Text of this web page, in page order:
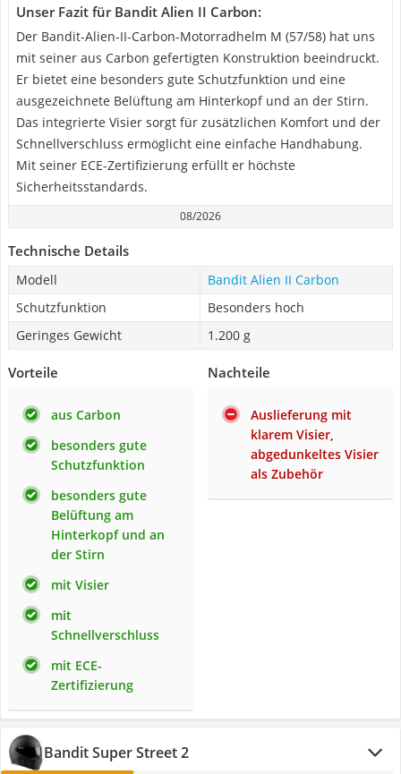
Unser Fazit für Bandit Alien II Carbon:
Der Bandit-Alien-II-Carbon-Motorradhelm M (57/58) hat uns
mit seiner aus Carbon gefertigten Konstruktion beeindruckt.
Er bietet eine besonders gute Schutzfunktion und eine
ausgezeichnete Belüftung am Hinterkopf und an der Stirn.
Das integrierte Visier sorgt für zusätzlichen Komfort und der
Schnellverschluss ermöglicht eine einfache Handhabung.
Mit seiner ECE-Zertifizierung erfüllt er höchste
Sicherheitsstandards.
08/2026
Technische Details
Modell
Bandit Alien II Carbon
Schutzfunktion
Besonders hoch
Geringes Gewicht
1.200 g
Vorteile
aus Carbon
besonders gute
Schutzfunktion
besonders gute
Belüftung am
Hinterkopf und an
der Stirn
mit Visier
mit
Schnellverschluss
mit ECE-
Zertifizierung
Nachteile
Auslieferung mit
klarem Visier,
abgedunkeltes Visier
als Zubehör
Bandit Super Street 2